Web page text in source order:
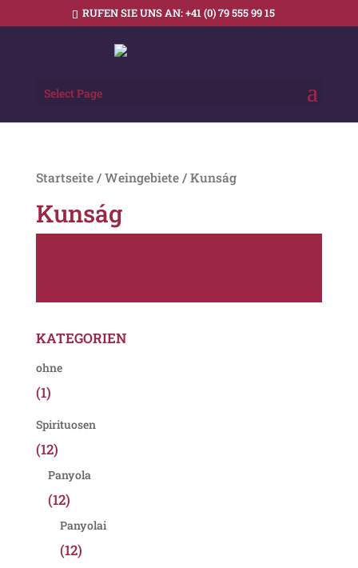
RUFEN SIE UNS AN:+41 (0) 79 555 99 15
Select Page
Startseite/ Weingebiete/ Kunság
Kunság
KATEGORIEN
ohne
(1)
Spirituosen
(12)
Panyola
(12)
Panyolai
(12)